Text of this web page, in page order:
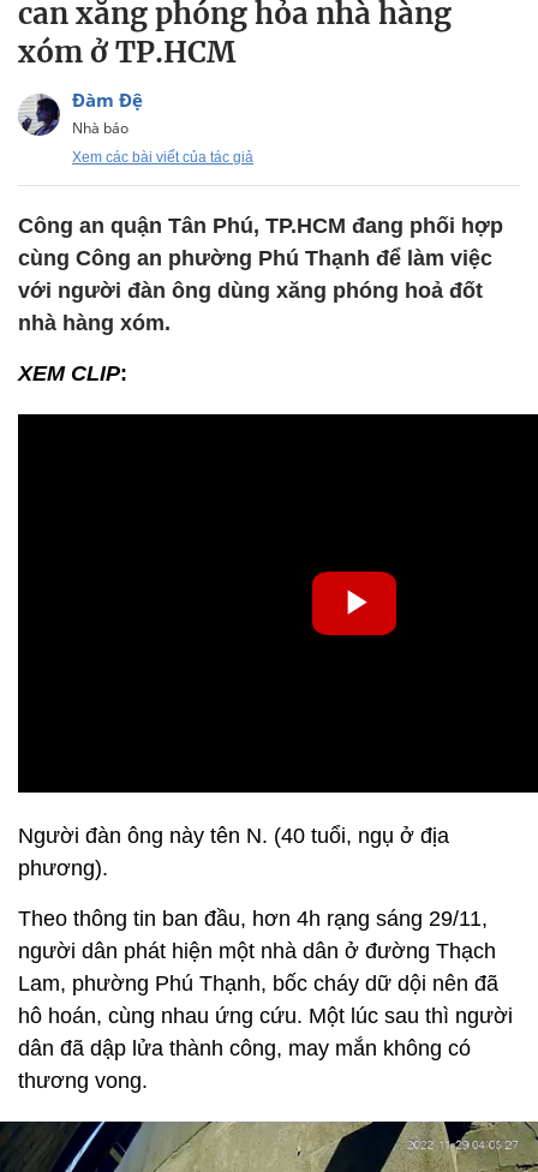
can xăng phóng hỏa nhà hàng
xóm ở TP.HCM
Đàm Đệ
Nhà báo
Xem các bài viết của tác giả
Công an quận Tân Phú, TP.HCM đang phối hợp
cùng Công an phường Phú Thạnh để làm việc
với người đàn ông dùng xăng phóng hoả đốt
nhà hàng xóm.
XEM CLIP:
Người đàn ông này tên N. (40 tuổi, ngụ ở địa
phương).
Theo thông tin ban đầu, hơn 4h rạng sáng 29/11,
người dân phát hiện một nhà dân ở đường Thạch
Lam, phường Phú Thạnh, bốc cháy dữ dội nên đã
hô hoán, cùng nhau ứng cứu. Một lúc sau thì người
dân đã dập lửa thành công, may mắn không có
thương vong.